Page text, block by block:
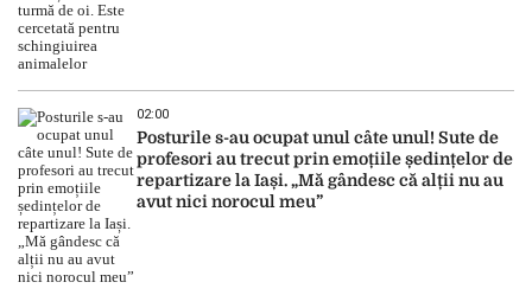
02:00
Posturile s-au ocupat unul câte unul! Sute de
profesori au trecut prin emoțiile ședințelor de
repartizare la Iași. „Mă gândesc că alții nu au
avut nici norocul meu”